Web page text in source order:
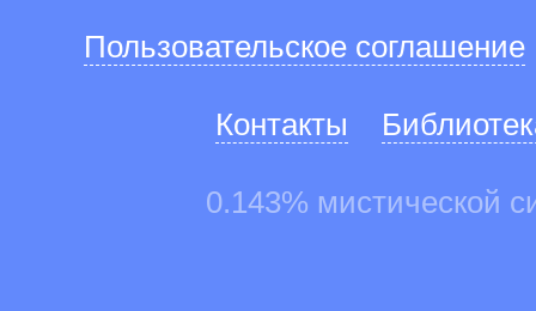
Пользовательское соглашение
Контакты
0.143% мистической